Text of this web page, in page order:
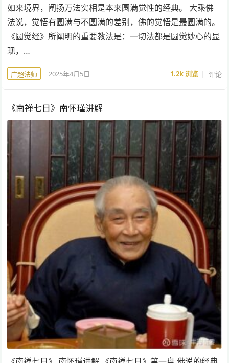
如来境界，阐扬万法实相是本来圆满觉性的经典。 大乘佛
法说，觉悟有圆满与不圆满的差别，佛的觉悟是最圆满的。
《圆觉经》所阐明的重要教法是：一切法都是圆觉妙心的显
现，…
广超法师 2025年4月5日 1.2k浏览 评论
《南禅七日》南怀瑾讲解